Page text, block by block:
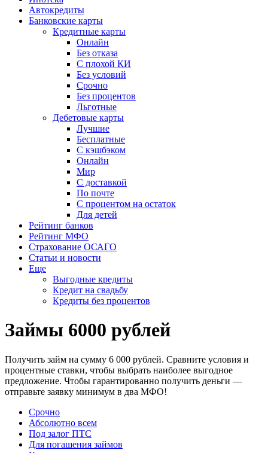
Автокредиты
Банковские карты
Кредитные карты
Онлайн
Без отказа
С плохой КИ
Без условий
Срочно
Без процентов
Льготные
Дебетовые карты
Лучшие
Бесплатные
С кэшбэком
Онлайн
Мир
С доставкой
По почте
С процентом на остаток
Для детей
Рейтинг банков
Рейтинг МФО
Страхование ОСАГО
Статьи и новости
Еще
Выгодные кредиты
Кредит на свадьбу
Кредиты без процентов
Займы 6000 рублей
Получить займ на сумму 6 000 рублей. Сравните условия и
процентные ставки, чтобы выбрать наиболее выгодное
предложение. Чтобы гарантированно получить деньги —
отправьте заявку минимум в два МФО!
Срочно
Абсолютно всем
Под залог ПТС
Для погашения займов